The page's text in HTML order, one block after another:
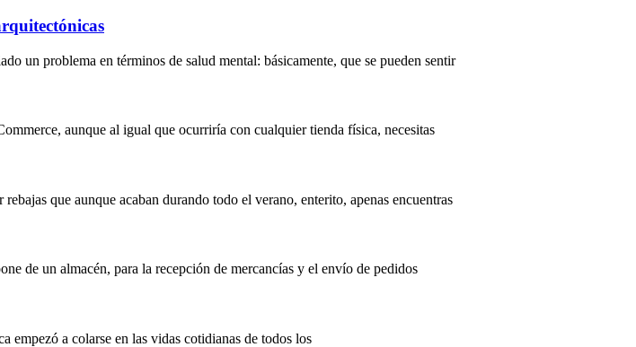
un problema en términos de salud mental: básicamente, que se pueden sentir
aunque al igual que ocurriría con cualquier tienda física, necesitas
que aunque acaban durando todo el verano, enterito, apenas encuentras
de un almacén, para la recepción de mercancías y el envío de pedidos
a colarse en las vidas cotidianas de todos los